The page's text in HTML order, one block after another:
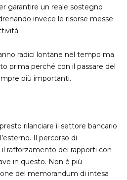
garantire un reale sostegno
invece le risorse messe
radici lontane nel tempo ma
prima perché con il passare del
più importanti.
rilanciare il settore bancario
Il percorso di
il rafforzamento dei rapporti con
in questo. Non è più
del memorandum di intesa